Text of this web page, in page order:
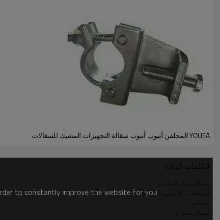
منتجات السقالات ذات الصلة: (يمكن تخصيصها وفقا للتصميم الخاص / الرسم)
225 * 38MM
250 * 50MM
YOUFA المجلفن أنبوب أنبوب سقالة التجهيزات المشبك للسقالات
السقالات الأنابيب المشبكto constantly improve the website for you.